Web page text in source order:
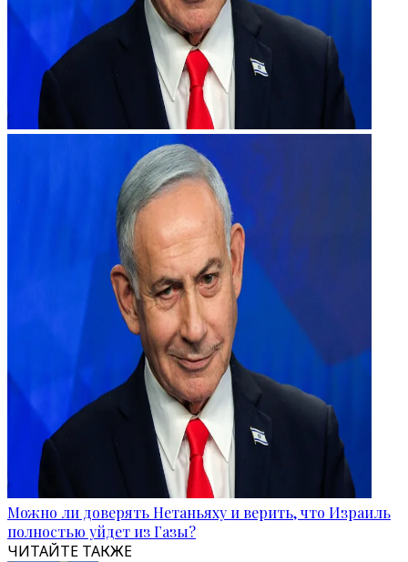
Можно ли доверять Нетаньяху и верить, что Израиль
полностью уйдет из Газы?
ЧИТАЙТЕ ТАКЖЕ